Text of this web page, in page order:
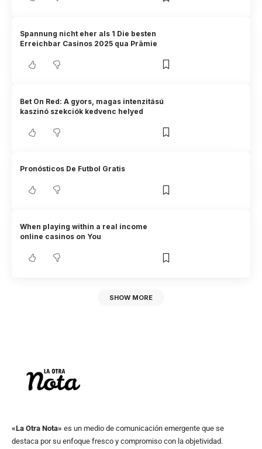
Spannung nicht eher als 1 Die besten
Erreichbar Casinos 2025 qua Prämie
Bet On Red: A gyors, magas intenzitású
kaszinó szekciók kedvenc helyed
Pronósticos De Futbol Gratis
When playing within a real income
online casinos on You
SHOW MORE
«La Otra Nota» es un medio de comunicación emergente que se
destaca por su enfoque fresco y compromiso con la objetividad.